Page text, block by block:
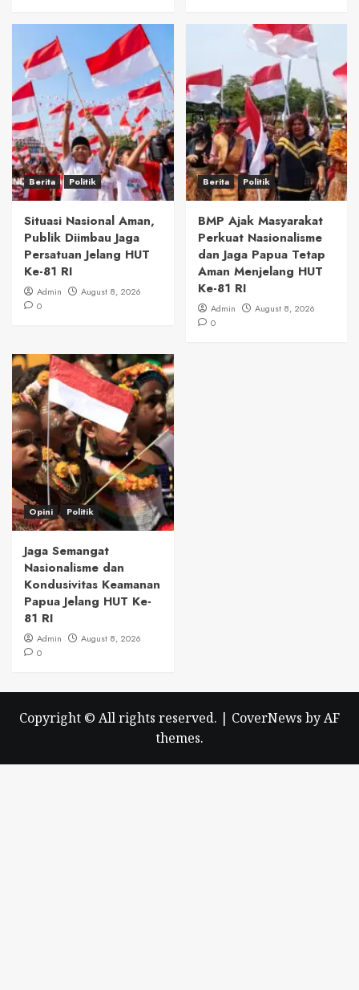
Berita Politik
Situasi Nasional Aman,
Publik Diimbau Jaga
Persatuan Jelang HUT
Ke-81 RI
Admin
August 8, 2026
0
Berita Politik
BMP Ajak Masyarakat
Perkuat Nasionalisme
dan Jaga Papua Tetap
Aman Menjelang HUT
Ke-81 RI
Admin
August 8, 2026
0
Opini Politik
Jaga Semangat
Nasionalisme dan
Kondusivitas Keamanan
Papua Jelang HUT Ke-
81 RI
Admin
August 8, 2026
0
Copyright © All rights reserved. | CoverNews by AF
themes.